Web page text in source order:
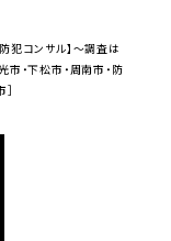
コンサル】〜調査は
・下松市・周南市・防